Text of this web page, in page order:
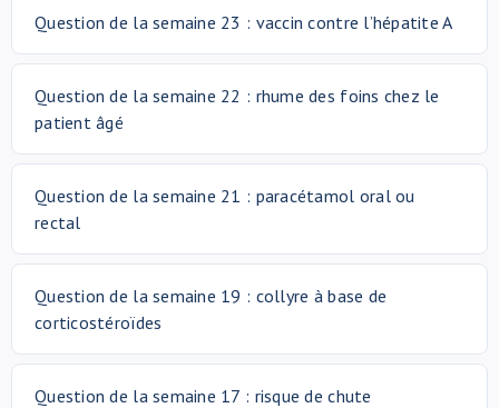
Question de la semaine 23 : vaccin contre l’hépatite A
Question de la semaine 22 : rhume des foins chez le
patient âgé
Question de la semaine 21 : paracétamol oral ou
rectal
Question de la semaine 19 : collyre à base de
corticostéroïdes
Question de la semaine 17 : risque de chute